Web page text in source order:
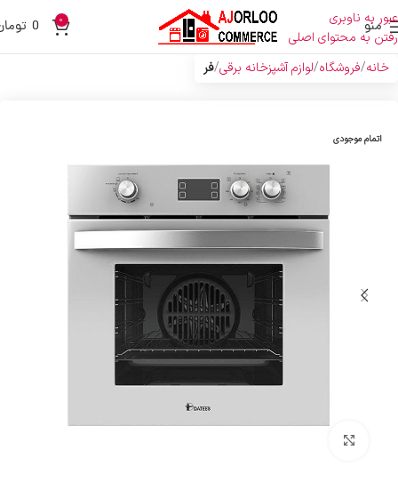
عبور به ناوبری
رفتن به محتوای اصلی
منو 0
0
خانه فروشگاه لوازم آشپزخانه برقی فر
اتمام موجودی